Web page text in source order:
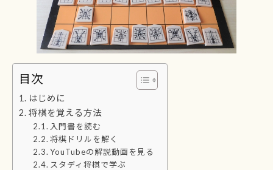
目次
はじめに
将棋を覚える方法
入門書を読む
将棋ドリルを解く
YouTubeの解説動画を見る
スタディ将棋で学ぶ